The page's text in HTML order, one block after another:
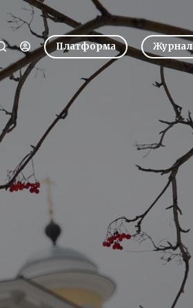
Платформа Журнал